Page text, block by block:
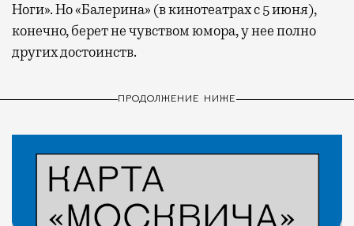
Ноги». Но «Балерина» (в кинотеатрах с 5 июня),
конечно, берет не чувством юмора, у нее полно
других достоинств.
ПРОДОЛЖЕНИЕ НИЖЕ